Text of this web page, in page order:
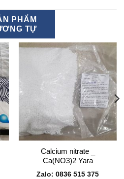
PHẨM
TỰ
Calcium nitrate _
Ca(NO3)2 Yara
Zalo: 0836 515 375